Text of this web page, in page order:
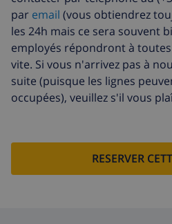
par email (vous obtiendrez
les 24h mais ce sera souvent
employés répondront à
vite. Si vous n'arrivez pas à
suite (puisque les lignes
occupées), veuillez s'il vous
RESERVER